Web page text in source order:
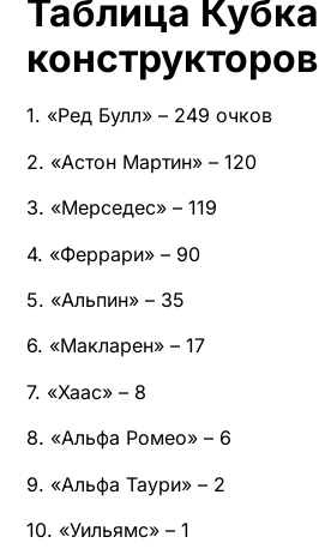
Таблица Кубка
конструкторов
1. «Ред Булл» – 249 очков
2. «Астон Мартин» – 120
3. «Мерседес» – 119
4. «Феррари» – 90
5. «Альпин» – 35
6. «Макларен» – 17
7. «Хаас» – 8
8. «Альфа Ромео» – 6
9. «Альфа Таури» – 2
10. «Уильямс» – 1